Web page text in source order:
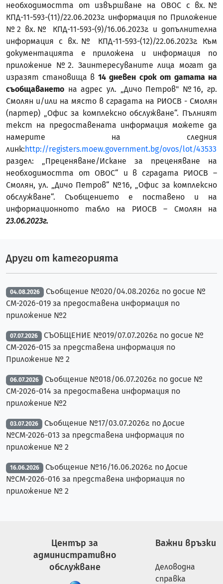
необходимостта от извършване на ОВОС с вх.№
КПД-11-593-(11)/22.06.2023г. информация по Приложение
№2 вх.№ КПД-11-593-(9)/16.06.2023г. и допълнителна
информация с вх.№ КПД-11-593-(12)/22.06.2023г. Към
документацията е приложена и информация по
приложение №2. Заинтересуваните лица могат да
изразят становища в 14 дневен срок от датата на
съобщаването на адрес ул. „Дичо Петров" №16, гр.
Смолян и/или на място в сградата на РИОСВ - Смолян
(партер) „Офис за комплексно обслужване“. Пълният
текст на предоставената информация можете да
намерите на следния
линк: http://registers.moew.government.bg/ovos/lot/43533
раздел: „Преценяване/Искане за преценяване на
необходимостта от ОВОС“ и в сградата РИОСВ –
Смолян, ул. „Дичо Петров“ №16, „Офис за комплексно
обслужване“. Съобщението е поставено и на
информационното табло на РИОСВ – Смолян на
23.06.2023г.
Други от категорията
04.08.2026
Съобщение №020/04.08.2026г. по досие №
CM-2026-019 за предоставена информация по
приложение №2
07.07.2026
СЪОБЩЕНИЕ №019/07.07.2026г. по досие №
CM-2026-015 за представена информация по
Приложение № 2
06.07.2026
Съобщение №018/06.07.2026г. по досие №
CM-2026-014 за предоставена информация по
приложение №2
03.07.2026
Съобщение №17/03.07.2026г. по Досие
№СМ-2026-013 за представена информация по
приложение № 2
16.06.2026
Съобщение №16/16.06.2026г. по Досие
№СМ-2026-016 за представена информация по
приложение № 2
Център за
административно
обслужване
Важни връзки
Деловодна
справка